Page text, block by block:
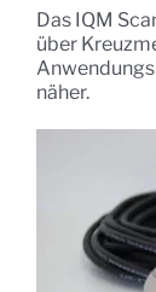
Das IQM
über
näher.